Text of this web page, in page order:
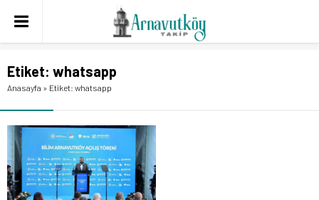
Etiket: whatsapp
Anasayfa » Etiket: whatsapp